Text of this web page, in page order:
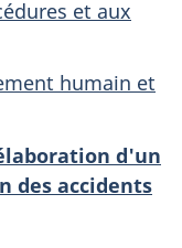
et aux
humain et
d'un
des accidents